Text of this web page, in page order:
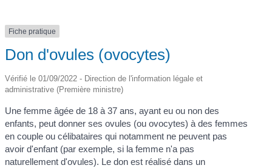
Fiche pratique
Don d'ovules (ovocytes)
Vérifié le 01/09/2022 - Direction de l'information légale et
administrative (Première ministre)
Une femme âgée de 18 à 37 ans, ayant eu ou non des
enfants, peut donner ses ovules (ou ovocytes) à des femmes
en couple ou célibataires qui notamment ne peuvent pas
avoir d'enfant (par exemple, si la femme n'a pas
naturellement d'ovules). Le don est réalisé dans un